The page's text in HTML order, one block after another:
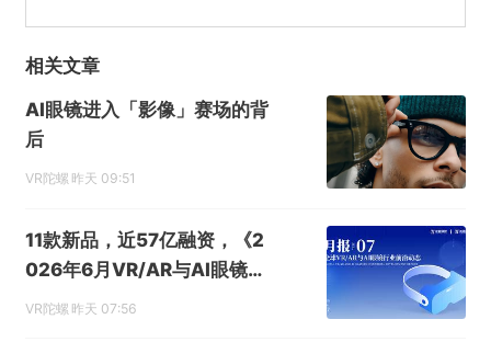
相关文章
AI眼镜进入「影像」赛场的背
后
VR陀螺 昨天 09:51
11款新品，近57亿融资，《2
026年6月VR/AR与AI眼镜行
业月报》发布
VR陀螺 昨天 07:56